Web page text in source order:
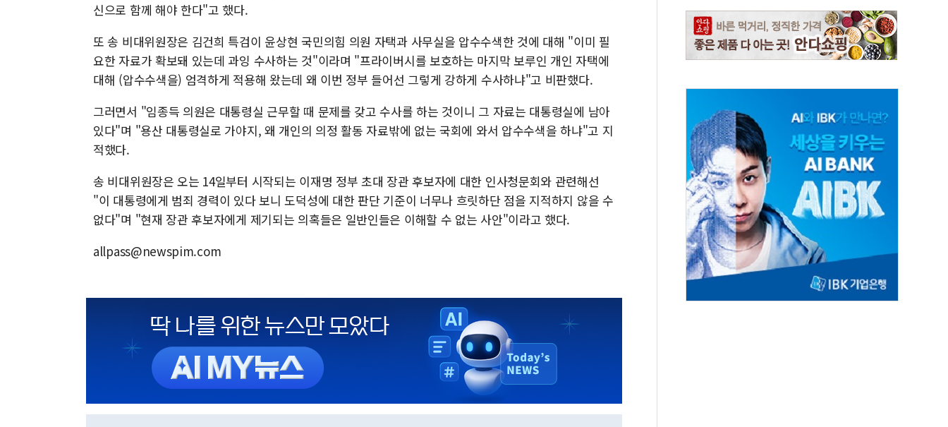
신으로 함께 해야 한다"고 했다.
또 송 비대위원장은 김건희 특검이 윤상현 국민의힘 의원 자택과 사무실을 압수수색한 것에 대해 "이미 필
요한 자료가 확보돼 있는데 과잉 수사하는 것"이라며 "프라이버시를 보호하는 마지막 보루인 개인 자택에
대해 (압수수색을) 엄격하게 적용해 왔는데 왜 이번 정부 들어선 그렇게 강하게 수사하냐"고 비판했다.
그러면서 "임종득 의원은 대통령실 근무할 때 문제를 갖고 수사를 하는 것이니 그 자료는 대통령실에 남아
있다"며 "용산 대통령실로 가야지, 왜 개인의 의정 활동 자료밖에 없는 국회에 와서 압수수색을 하냐"고 지
적했다.
송 비대위원장은 오는 14일부터 시작되는 이재명 정부 초대 장관 후보자에 대한 인사청문회와 관련해선
"이 대통령에게 범죄 경력이 있다 보니 도덕성에 대한 판단 기준이 너무나 흐릿하단 점을 지적하지 않을 수
없다"며 "현재 장관 후보자에게 제기되는 의혹들은 일반인들은 이해할 수 없는 사안"이라고 했다.
allpass@newspim.com